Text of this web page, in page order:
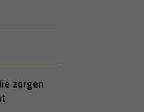
zorgen